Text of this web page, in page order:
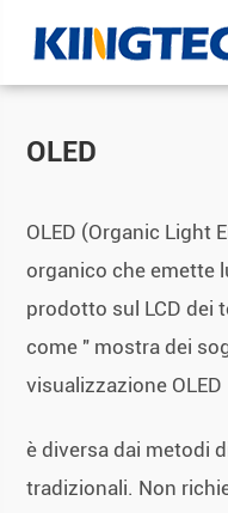
OLED
OLED (Organic Light
organico che emette
prodotto sul LCD dei
come " mostra dei
visualizzazione OLED
è diversa dai metodi
tradizionali. Non